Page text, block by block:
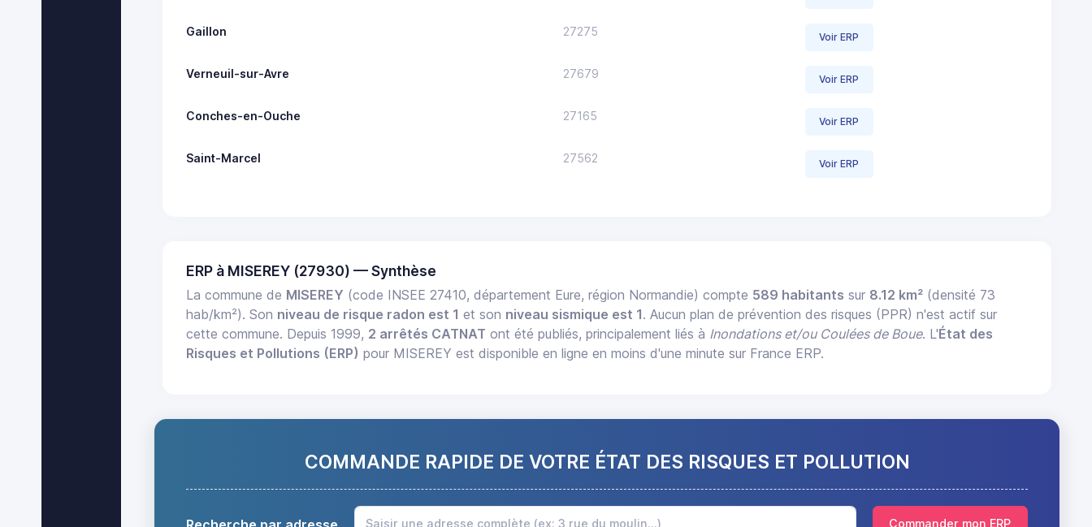
Gaillon 27275 Voir ERP
Verneuil-sur-Avre 27679 Voir ERP
Conches-en-Ouche 27165 Voir ERP
Saint-Marcel 27562 Voir ERP
ERP à MISEREY (27930) — Synthèse
La commune de MISEREY (code INSEE 27410, département Eure, région Normandie) compte 589 habitants sur 8.12 km² (densité 73
hab/km²). Son niveau de risque radon est 1 et son niveau sismique est 1. Aucun plan de prévention des risques (PPR) n'est actif sur
cette commune. Depuis 1999, 2 arrêtés CATNAT ont été publiés, principalement liés à Inondations et/ou Coulées de Boue. L'État des
Risques et Pollutions (ERP) pour MISEREY est disponible en ligne en moins d'une minute sur France ERP.
COMMANDE RAPIDE DE VOTRE ÉTAT DES RISQUES ET POLLUTION
Commander mon ERP